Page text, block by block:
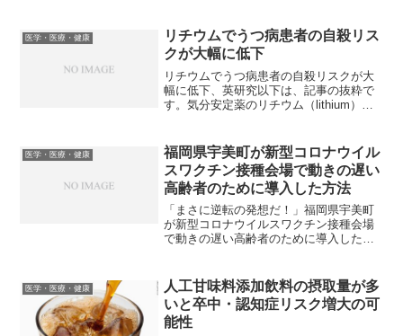
ていない。今回3つの研究グループが、散
発性ASD患者とその両...
医学・医療・健康
リチウムでうつ病患者の自殺リス
クが大幅に低下
リチウムでうつ病患者の自殺リスクが大
幅に低下、英研究以下は、記事の抜粋で
す。気分安定薬のリチウム（lithium）
ンライン医学誌「bmj.com」で発表され
た。論文の...
医学・医療・健康
福岡県宇美町が新型コロナウイル
スワクチン接種会場で動きの遅い
高齢者のために導入した方法
「まさに逆転の発想だ！」福岡県宇美町
が新型コロナウイルスワクチン接種会場
で動きの遅い高齢者のために導入した方
町で。動きの鈍い高齢者は座らせたまま
で、医者とサポートが大名...
医学・医療・健康
人工甘味料添加飲料の摂取量が多
いと卒中・認知症リスク増大の可
能性